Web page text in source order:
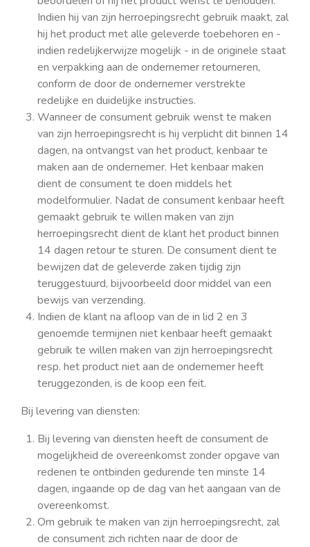
Indien hij van zijn herroepingsrecht gebruik maakt, zal
hij het product met alle geleverde toebehoren en -
indien redelijkerwijze mogelijk - in de originele staat
en verpakking aan de ondernemer retourneren,
conform de door de ondernemer verstrekte
redelijke en duidelijke instructies.
Wanneer de consument gebruik wenst te maken
van zijn herroepingsrecht is hij verplicht dit binnen 14
dagen, na ontvangst van het product, kenbaar te
maken aan de ondernemer. Het kenbaar maken
dient de consument te doen middels het
modelformulier. Nadat de consument kenbaar heeft
gemaakt gebruik te willen maken van zijn
herroepingsrecht dient de klant het product binnen
14 dagen retour te sturen. De consument dient te
bewijzen dat de geleverde zaken tijdig zijn
teruggestuurd, bijvoorbeeld door middel van een
bewijs van verzending.
Indien de klant na afloop van de in lid 2 en 3
genoemde termijnen niet kenbaar heeft gemaakt
gebruik te willen maken van zijn herroepingsrecht
resp. het product niet aan de ondernemer heeft
teruggezonden, is de koop een feit.
Bij levering van diensten:
Bij levering van diensten heeft de consument de
mogelijkheid de overeenkomst zonder opgave van
redenen te ontbinden gedurende ten minste 14
dagen, ingaande op de dag van het aangaan van de
overeenkomst.
Om gebruik te maken van zijn herroepingsrecht, zal
de consument zich richten naar de door de